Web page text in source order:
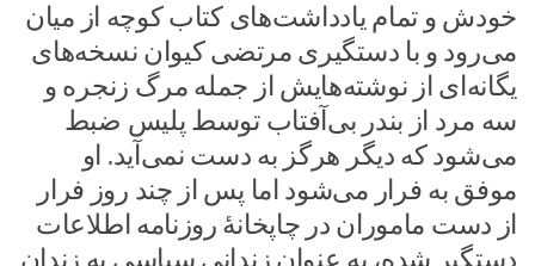
خودش و تمام یادداشت‌های کتاب کوچه از میان
می‌رود و با دستگیری مرتضی کیوان نسخه‌های
یگانه‌ای از نوشته‌هایش از جمله مرگ زنجره و
سه مرد از بندر بی‌آفتاب توسط پلیس ضبط
می‌شود که دیگر هرگز به دست نمی‌آید. او
موفق به فرار می‌شود اما پس از چند روز فرار
از دست ماموران در چاپخانهٔ روزنامه اطلاعات
دستگیر شده، به عنوان زندانی سیاسی به زندان